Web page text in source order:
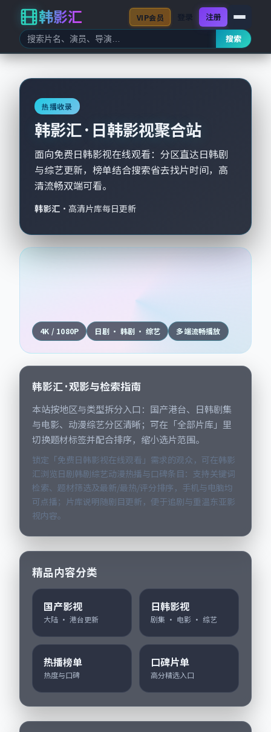
韩影汇
搜索
VIP会员 注册
热播收录
韩影汇 · 日韩影视聚合站
面向免费日韩影视在线观看：分区直达日韩剧
与综艺更新，榜单结合搜索省去找片时间，高
清流畅双端可看。
韩影汇 · 高清片库每日更新
4K / 1080P 日剧 · 韩剧 · 综艺 多端流畅播放
韩影汇 · 观影与检索指南
本站按地区与类型拆分入口：国产港台、日韩剧集
与电影、动漫综艺分区清晰；可在「全部片库」里
切换题材标签并配合排序，缩小选片范围。
锁定「免费日韩影视在线观看」需求的观众，可在韩影
汇浏览日剧韩剧综艺动漫热播与口碑条目：支持关键词
检索、题材筛选及最新/最热/评分排序，手机与电脑均
可点播；片库说明随剧目更新，便于追剧与重温东亚影
视内容。
精品内容分类
国产影视
大陆 · 港台更新
日韩影视
剧集 · 电影 · 综艺
热播榜单
热度与口碑
口碑片单
高分精选入口